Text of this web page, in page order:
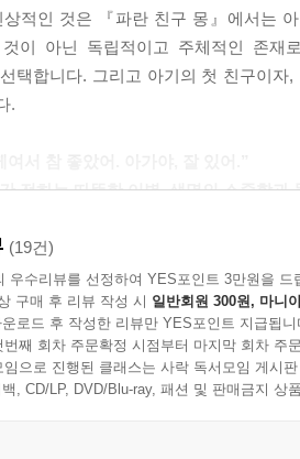
상적인 것은 『파란 친구 몽』에서는
이 아닌 독립적이고 주체적인 존재
택합니다. 그리고 아기의 첫 친구이
.
전하는 따뜻한 이별, 생명의 소중함과
야 하니까요. 아기가 자라며 몽고반
아니라, 이제 아기가 엄마의 보살
르게 사라지는 푸른 흔적인 몽고반
들려주고, 동시에 부모들은 아이를 처
(19건)
우수리뷰를 선정하여 YES포인트 3만원을 드
구매 후 리뷰 작성 시 일반회원 300원, 마니
로드 후 작성한 리뷰만 YES포인트 지급됩니
번째 회차 주문확정 시점부터 마지막 회차 주
임으로 진행된 클래스는 사락 독서모임 게시
, CD/LP, DVD/Blu-ray, 패션 및 판매금지 상